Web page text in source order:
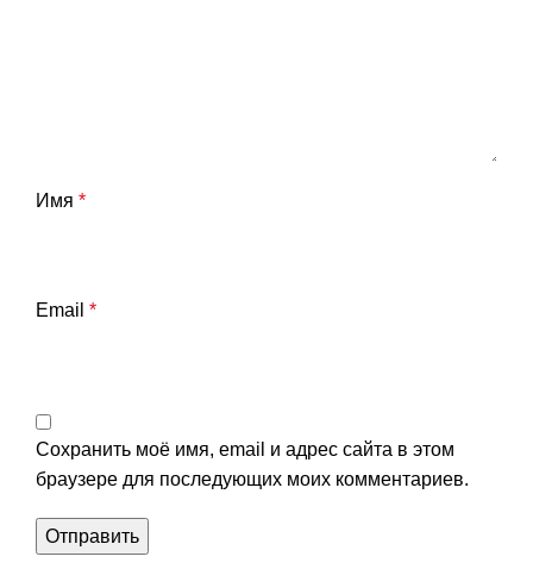
Имя *
Email *
Сохранить моё имя, email и адрес сайта в этом
браузере для последующих моих комментариев.